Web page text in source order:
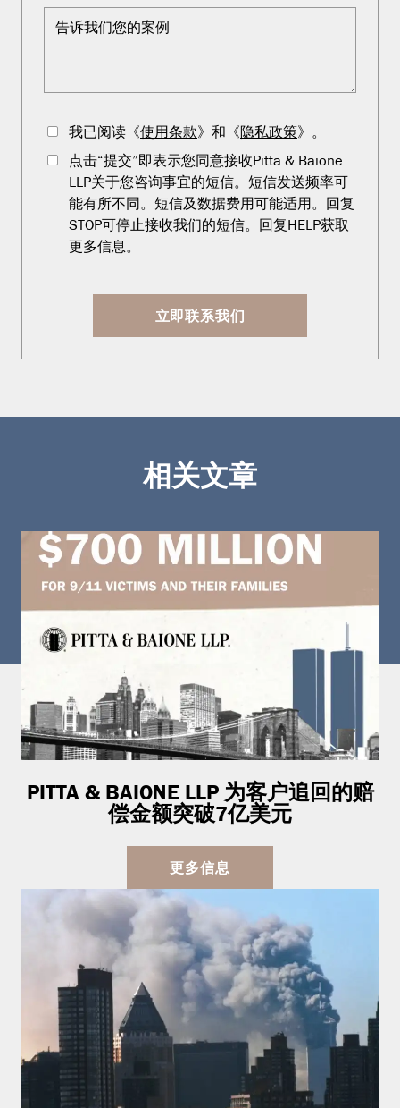
我已阅读《使用条款》和《 隐私政策》。
点击“提交”即表示您同意接收Pitta & Baione
LLP关于您咨询事宜的短信。短信发送频率可
能有所不同。短信及数据费用可能适用。回复
STOP可停止接收我们的短信。回复HELP获取
更多信息。
立即联系我们
相关文章
PITTA & BAIONE LLP 为客户追回的赔
偿金额突破7亿美元
更多信息